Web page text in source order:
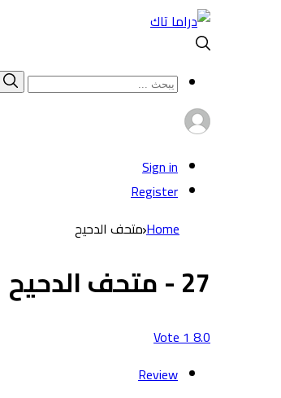
Search
Sign in
Register
Homeمتحف الدحيح
27 - متحف الدحيح
8.0
1
Vote
Review